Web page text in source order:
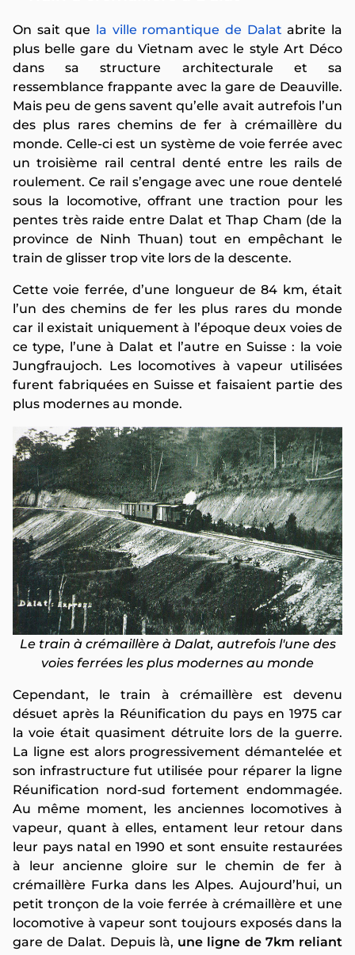
On sait que la ville romantique de Dalat abrite la
plus belle gare du Vietnam avec le style Art Déco
dans sa structure architecturale et sa
ressemblance frappante avec la gare de Deauville.
Mais peu de gens savent qu’elle avait autrefois l’un
des plus rares chemins de fer à crémaillère du
monde. Celle-ci est un système de voie ferrée avec
un troisième rail central denté entre les rails de
roulement. Ce rail s’engage avec une roue dentelé
sous la locomotive, offrant une traction pour les
pentes très raide entre Dalat et Thap Cham (de la
province de Ninh Thuan) tout en empêchant le
train de glisser trop vite lors de la descente.
Cette voie ferrée, d’une longueur de 84 km, était
l’un des chemins de fer les plus rares du monde
car il existait uniquement à l’époque deux voies de
ce type, l’une à Dalat et l’autre en Suisse : la voie
Jungfraujoch. Les locomotives à vapeur utilisées
furent fabriquées en Suisse et faisaient partie des
plus modernes au monde.
Le train à crémaillère à Dalat, autrefois l'une des
voies ferrées les plus modernes au monde
Cependant, le train à crémaillère est devenu
désuet après la Réunification du pays en 1975 car
la voie était quasiment détruite lors de la guerre.
La ligne est alors progressivement démantelée et
son infrastructure fut utilisée pour réparer la ligne
Réunification nord-sud fortement endommagée.
Au même moment, les anciennes locomotives à
vapeur, quant à elles, entament leur retour dans
leur pays natal en 1990 et sont ensuite restaurées
à leur ancienne gloire sur le chemin de fer à
crémaillère Furka dans les Alpes. Aujourd’hui, un
petit tronçon de la voie ferrée à crémaillère et une
locomotive à vapeur sont toujours exposés dans la
gare de Dalat. Depuis là, une ligne de 7km reliant